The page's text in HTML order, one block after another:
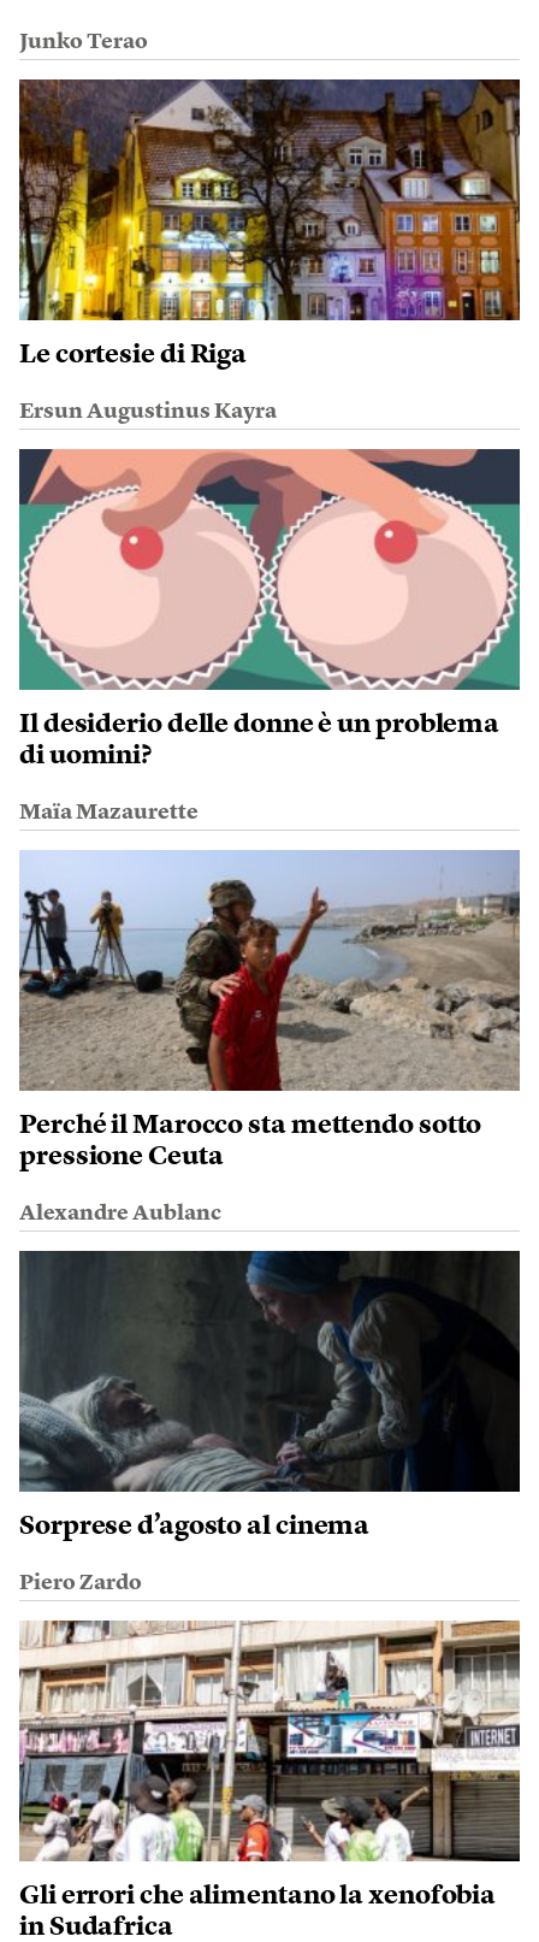
Junko Terao
Le cortesie di Riga
Ersun Augustinus Kayra
Il desiderio delle donne è un problema
di uomini?
Maïa Mazaurette
Perché il Marocco sta mettendo sotto
pressione Ceuta
Alexandre Aublanc
Sorprese d’agosto al cinema
Piero Zardo
Gli errori che alimentano la xenofobia
in Sudafrica